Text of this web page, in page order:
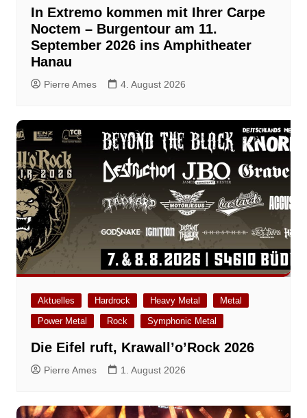
In Extremo kommen mit Ihrer Carpe
Noctem – Burgentour am 11.
September 2026 ins Amphitheater
Hanau
Pierre Ames 4. August 2026
Aktuelles Hardrock Heavy Metal
Metal
Power Metal
Rock Symphonic Metal
Die Eifel ruft, Krawall’o’Rock 2026
Pierre Ames 1. August 2026